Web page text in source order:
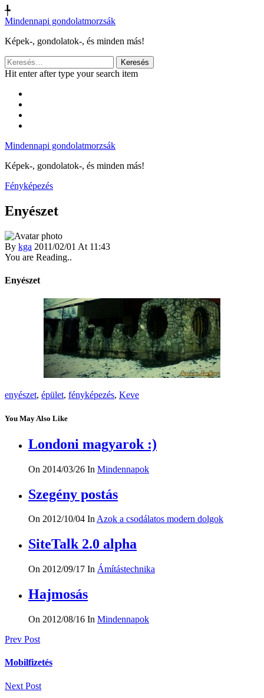
╄
Mindennapi gondolatmorzsák
Képek-, gondolatok-, és minden más!
Keresés:
Hit enter after type your search item
Mindennapi gondolatmorzsák
Képek-, gondolatok-, és minden más!
Fényképezés
Enyészet
By kga 2011/02/01 At 11:43
You are Reading..
Enyészet
enyészet, épület, fényképezés, Keve
You May Also Like
Londoni magyarok :)
On 2014/03/26 In Mindennapok
Szegény postás
On 2012/10/04 InAzok a csodálatos modern dolgok
SiteTalk 2.0 alpha
On 2012/09/17 In Ámítástechnika
Hajmosás
On 2012/08/16 In Mindennapok
Bejegyzés
navigáció
Prev Post
Mobilfizetés
Next Post